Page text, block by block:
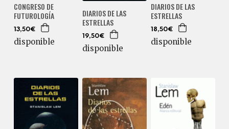
CONGRESO DE
FUTUROLOGÍA
13,50€
disponible
DIARIOS DE LAS
ESTRELLAS
19,50€
disponible
DIARIOS DE LAS
ESTRELLAS
18,50€
disponible